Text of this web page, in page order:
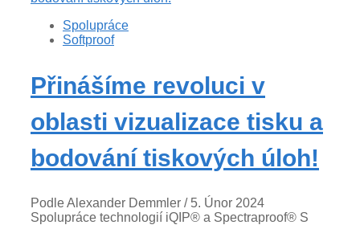
Spolupráce
Softproof
Přinášíme revoluci v
oblasti vizualizace tisku a
bodování tiskových úloh!
Podle Alexander Demmler / 5. Únor 2024
Spolupráce technologií iQIP® a Spectraproof® S